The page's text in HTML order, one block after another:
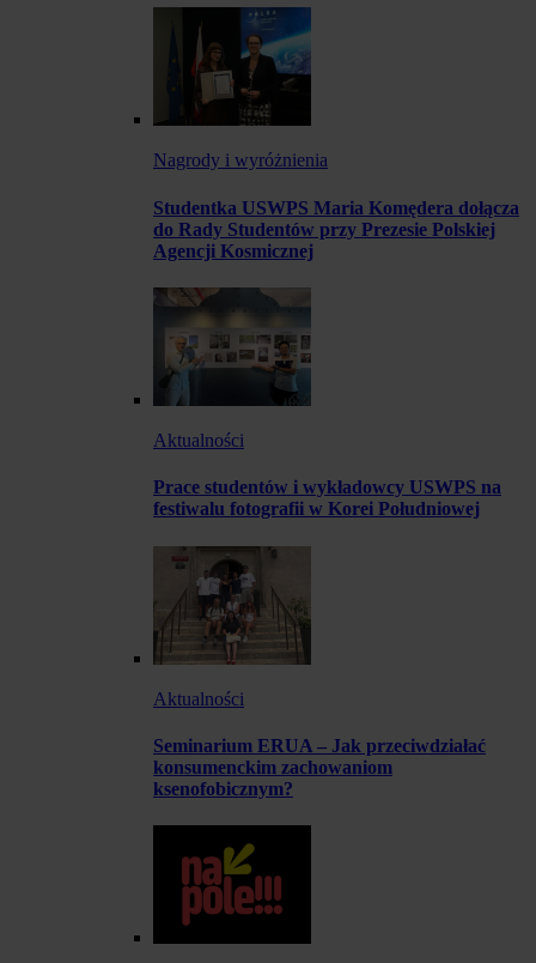
Nagrody i wyróżnienia
Studentka USWPS Maria Komędera dołącza
do Rady Studentów przy Prezesie Polskiej
Agencji Kosmicznej
Aktualności
Prace studentów i wykładowcy USWPS na
festiwalu fotografii w Korei Południowej
Aktualności
Seminarium ERUA – Jak przeciwdziałać
konsumenckim zachowaniom
ksenofobicznym?